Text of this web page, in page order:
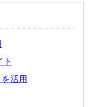
ト
活用